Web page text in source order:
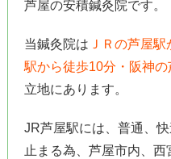
芦屋の安積鍼灸院です。
当鍼灸院は ＪＲの芦屋
駅から徒歩10分・阪神
立地にあります。
JR芦屋駅には、普通、
止まる為、芦屋市内、